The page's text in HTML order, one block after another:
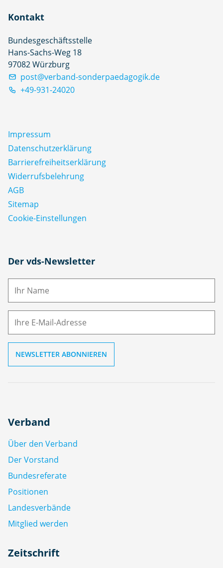
Kontakt
Bundesgeschäftsstelle
Hans-Sachs-Weg 18
97082 Würzburg
post@verband-sonderpaedagogik.de
+49-931-24020
Impressum
Datenschutz­erklärung
Barrierefreiheitserklärung
Widerrufsbelehrung
AGB
Sitemap
Cookie-Einstellungen
Der vds-Newsletter
N
M
Verband
Über den Verband
Der Vorstand
Bundesreferate
Positionen
Landesverbände
Mitglied werden
Zeitschrift